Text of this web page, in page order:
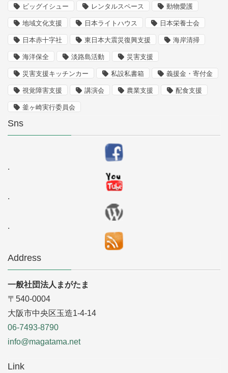
ビッグイシュー レンタルスペース 動物愛護
地域文化支援 日本ライトハウス 日本栄養士会
日本赤十字社 東日本大震災復興支援 海岸清掃
海洋保全 淡路島活動 災害支援
災害支援キッチンカー 私設私書箱 義援金・寄付金
視覚障害支援 講演会 農業支援 配食支援
釜ヶ崎実行委員会
Sns
.
.
.
Address
一般社団法人まがたま
〒540-0004
大阪市中央区玉造1-4-14
06-7493-8790
info@magatama.net
Link